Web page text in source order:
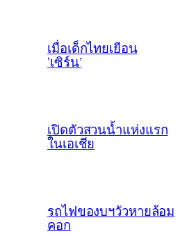
เมื่อเด็กไทยเยือน
‘เซิร์น’
เปิดตัวสวนน้ำแห่งแรก
ในเอเชีย
รถไฟของบฯวัวหายล้อม
คอก